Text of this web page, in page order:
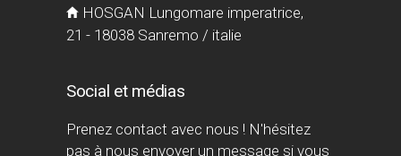
HOSGAN Lungomare imperatrice,
21 - 18038 Sanremo / italie
Social et médias
Prenez contact avec nous ! N'hésitez
pas à nous envoyer un message si vous